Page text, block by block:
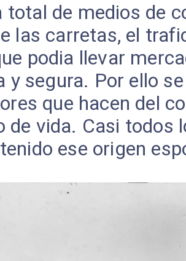
total de medios de
las carretas, el
podia llevar
y segura. Por ello
que hacen del
de vida. Casi todos
ese origen